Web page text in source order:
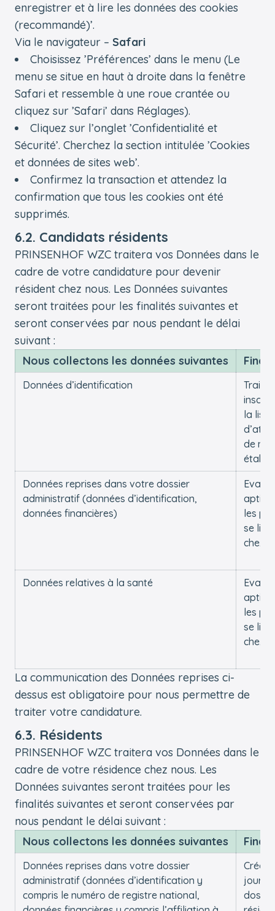
enregistrer et à lire les données des cookies
(recommandé)’.
Via le navigateur – Safari
Choisissez ’Préférences’ dans le menu (Le
menu se situe en haut à droite dans la fenêtre
Safari et ressemble à une roue crantée ou
cliquez sur ’Safari’ dans Réglages).
Cliquez sur l’onglet ’Confidentialité et
Sécurité’. Cherchez la section intitulée ’Cookies
et données de sites web’.
Confirmez la transaction et attendez la
confirmation que tous les cookies ont été
supprimés.
6.2. Candidats résidents
PRINSENHOF WZC traitera vos Données dans le
cadre de votre candidature pour devenir
résident chez nous. Les Données suivantes
seront traitées pour les finalités suivantes et
seront conservées par nous pendant le délai
suivant :
Nous collectons les données suivantes
Données d’identification
la liste
de nos
Données reprises dans votre dossier
administratif (données d’identification,
données financières)
les
se
chez
Données relatives à la santé
les
se
chez
La communication des Données reprises ci-
dessus est obligatoire pour nous permettre de
traiter votre candidature.
6.3. Résidents
PRINSENHOF WZC traitera vos Données dans le
cadre de votre résidence chez nous. Les
Données suivantes seront traitées pour les
finalités suivantes et seront conservées par
nous pendant le délai suivant :
Nous collectons les données suivantes
Données reprises dans votre dossier
administratif (données d’identification y
compris le numéro de registre national,
Créer
jour